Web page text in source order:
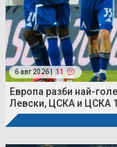
6 авг 2026 | 11
Европа разби най-
Левски, ЦСКА и ЦСКА